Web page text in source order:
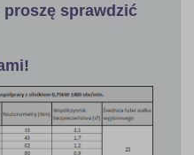
sprawdzić